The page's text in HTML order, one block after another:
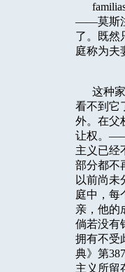
familias
——莫斯
了。既然
庭称为夫
这种家
看不到它
外。在父
让权。
主义已经
部分都不
以前尚
庭中，每
亲，他的
倘若没有
拥有不受
典》第
主义所留